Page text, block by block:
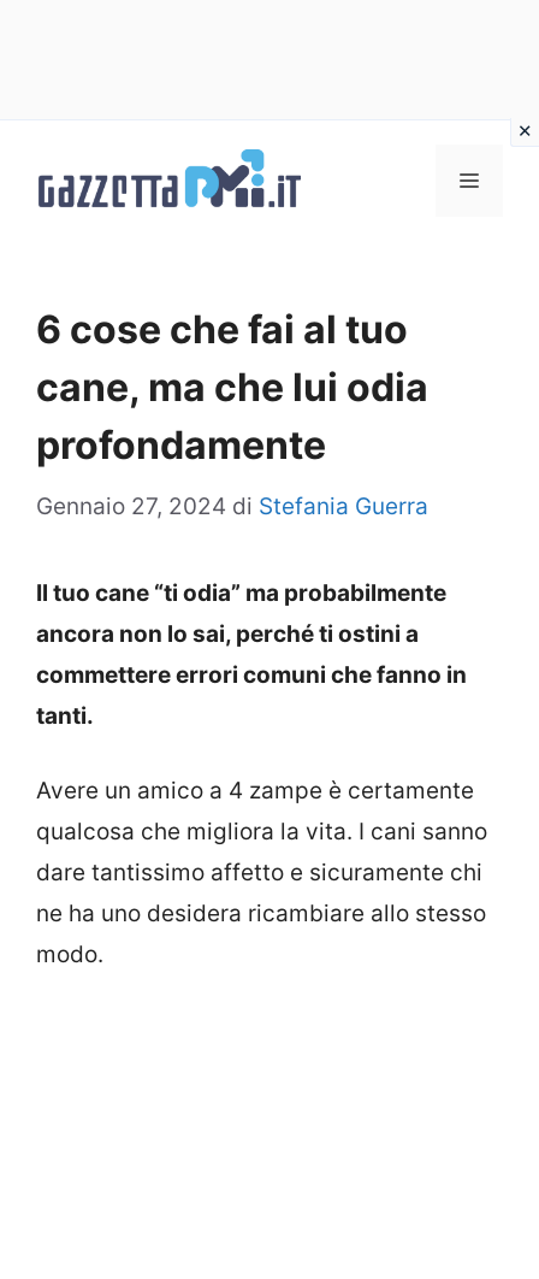
Menu
6 cose che fai al tuo
cane, ma che lui odia
profondamente
Gennaio 27, 2024 di Stefania Guerra
Il tuo cane “ti odia” ma probabilmente
ancora non lo sai, perché ti ostini a
commettere errori comuni che fanno in
tanti.
Avere un amico a 4 zampe è certamente
qualcosa che migliora la vita. I cani sanno
dare tantissimo affetto e sicuramente chi
ne ha uno desidera ricambiare allo stesso
modo.